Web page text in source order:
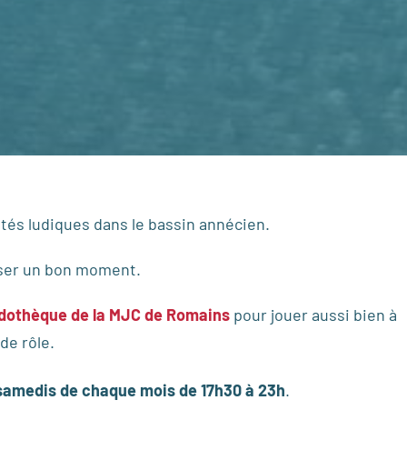
ludiques dans le bassin annécien.
un bon moment.
de la MJC de Romainspour jouer aussi bien à
rôle.
de chaque mois de 17h30 à 23h.